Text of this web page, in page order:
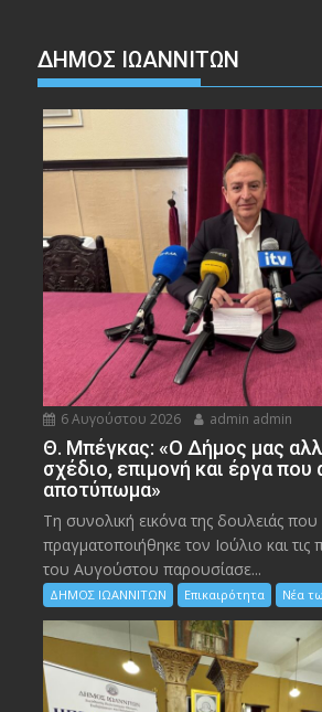
ΔΗΜΟΣ ΙΩΑΝΝΙΤΩΝ
6 Αυγούστου 2026 admin admin
Θ. Μπέγκας: «Ο Δήμος μας
σχέδιο, επιμονή και έργα
αποτύπωμα»
Τη συνολική εικόνα της δουλειάς που
πραγματοποιήθηκε τον Ιούλιο και τις
του Αυγούστου παρουσίασε...
ΔΗΜΟΣ ΙΩΑΝΝΙΤΩΝ Επικαιρότητα Νέα